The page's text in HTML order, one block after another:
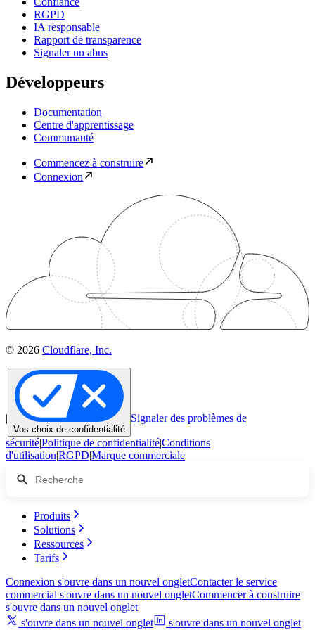
RGPD
IA responsable
Rapport de transparence
Signaler un abus
Développeurs
Documentation
Centre d'apprentissage
Communauté
Commencez à construire
Connexion
© 2026 Cloudflare, Inc.
|
Vos choix de confidentialité
Signaler des problèmes de
sécurité|Politique de confidentialité|Conditions
d'utilisation|RGPD|Marque commerciale
Produits
Solutions
Ressources
Tarifs
Connexion s'ouvre dans un nouvel ongletContacter le service
commercial s'ouvre dans un nouvel ongletCommencer à construire
s'ouvre dans un nouvel onglet
s'ouvre dans un nouvel onglet
s'ouvre dans un nouvel onglet